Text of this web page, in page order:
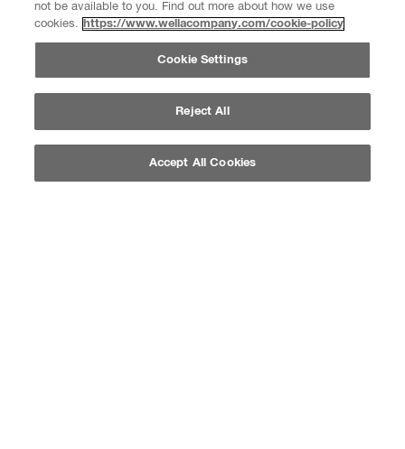
3.8 (61) 3.8
not be available to you. Find out more about how we use
cookies.
https://www.wellacompany.com/cookie-policy
Cookie Settings
Reject All
Accept All Cookies